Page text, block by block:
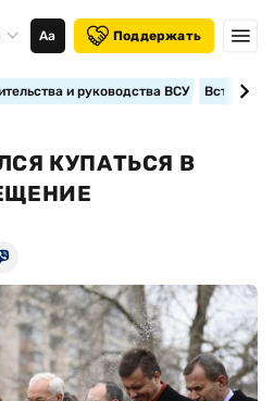
Аа Поддержать
и руководства ВСУ
КУПАТЬСЯ В